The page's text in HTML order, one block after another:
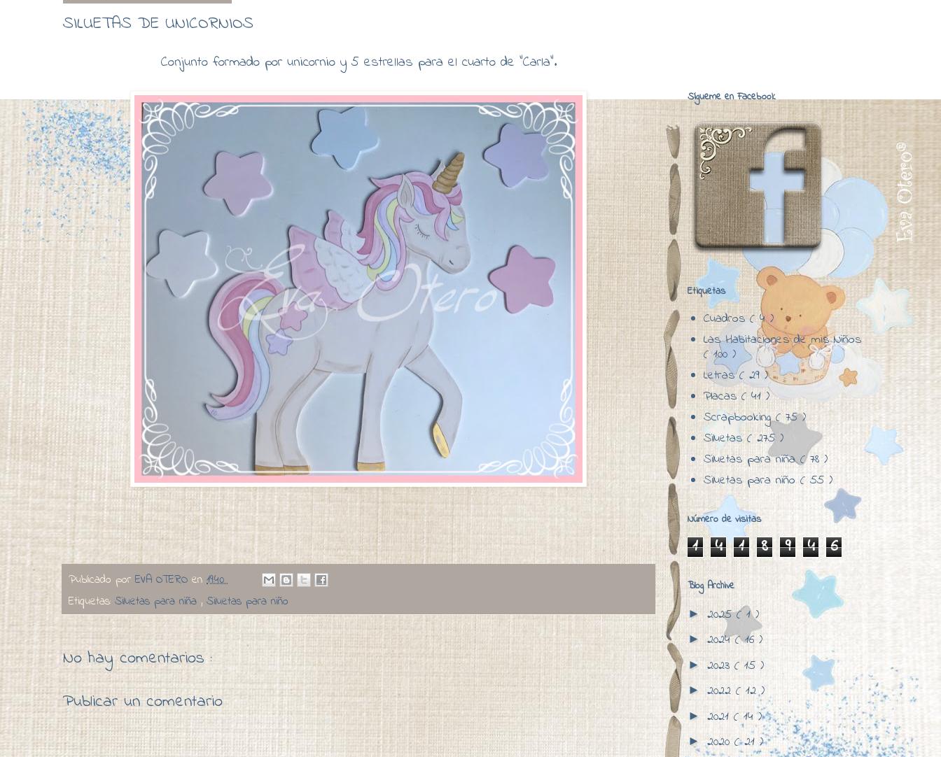
SILUETAS DE UNICORNIOS
Conjunto formado por unicornio y 5 estrellas para el cuarto de "Carla".
Publicado por EVA OTERO en 19:40
Etiquetas: Siluetas para niña , Siluetas para niño
No hay comentarios :
Publicar un comentario
Sígueme en Facebook
Etiquetas
Cuadros( 4 )
Las Habitaciones de mis Niños
( 100 )
Letras( 29 )
Placas ( 41 )
Scrapbooking( 75 )
Siluetas( 275 )
Siluetas para niña( 78 )
Siluetas para niño ( 55 )
Número de visitas
1 4 1 8 9 4 6
Blog Archive
► 2025( 1 )
►2024( 16 )
► 2023 ( 15 )
► 2022 ( 12 )
► 2021 ( 14 )
►2020 ( 21 )